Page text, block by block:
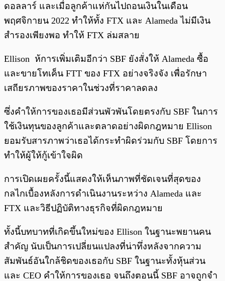
ดอลลาร์ และเมื่อลูกค้าแห่กันไปถอนเงินในเดือน
พฤศจิกายน 2022 ทำให้ทั้ง FTX และ Alameda ไม่มีเงิน
สำรองเพียงพอ ทำให้ FTX ล่มสลาย
Ellison ห้การเพิ่มเติมอีกว่า SBF ยังสั่งให้ Alameda ซื้อ
และขายโทเค็น FTT ของ FTX อย่างจริงจัง เพื่อรักษา
เสถียรภาพของราคาในช่วงที่ราคาลดลง
ซึ่งคำให้การของเธอมีส่วนพัวพันโดยตรงกับ SBF ในการ
ใช้เงินทุนของลูกค้าและตลาดอย่างผิดกฎหมาย Ellison
ยอมรับสารภาพว่าเธอได้กระทำผิดร่วมกับ SBF โดยการ
ทำให้ผู้ให้กู้เข้าใจผิด
การเปิดเผยครั้งนี้แสดงให้เห็นภาพที่ชัดเจนที่สุดของ
กลไกเบื้องหลังการดำเนินงานระหว่าง Alameda และ
FTX และวิธีปฏิบัติทางธุรกิจที่ผิดกฎหมาย
ทั้งนี้บทบาทที่เกิดขึ้นใหม่ของ Ellison ในฐานะพยานคน
สำคัญ นับเป็นการเปลี่ยนแปลงที่น่าทึ่งหลังจากความ
สัมพันธ์อันใกล้ชิดของเธอกับ SBF ในฐานะทั้งหุ้นส่วน
และ CEO คำให้การของเธอ จนถึงตอนนี้ SBF อาจถูกจำ